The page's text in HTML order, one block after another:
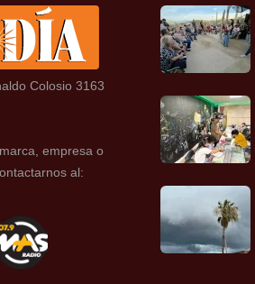
Colosio 3163
empresa o
al: